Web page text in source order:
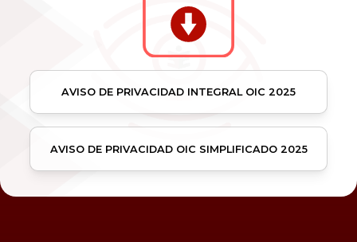
AVISO DE PRIVACIDAD INTEGRAL OIC 2025
AVISO DE PRIVACIDAD OIC SIMPLIFICADO 2025